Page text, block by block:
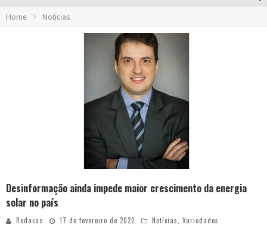
Home Notícias
Desinformação ainda impede maior crescimento da energia
solar no país
Redacao 17 de fevereiro de 2022 Notícias, Variedades